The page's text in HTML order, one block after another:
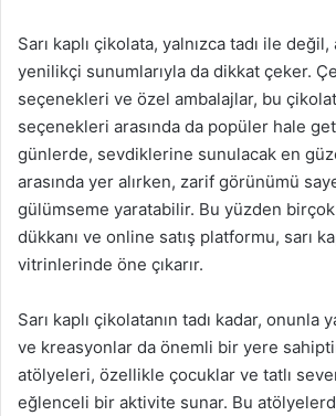
Sarı kaplı çikolata, yalnızca tadı ile değil,
yenilikçi sunumlarıyla da dikkat çeker.
seçenekleri ve özel ambalajlar, bu
seçenekleri arasında da popüler hale
günlerde, sevdiklerine sunulacak en
arasında yer alırken, zarif görünümü
gülümseme yaratabilir. Bu yüzden
dükkanı ve online satış platformu, sarı
vitrinlerinde öne çıkarır.
Sarı kaplı çikolatanın tadı kadar, onunla
ve kreasyonlar da önemli bir yere
atölyeleri, özellikle çocuklar ve tatlı
eğlenceli bir aktivite sunar. Bu